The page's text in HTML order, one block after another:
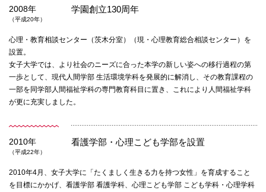
2008年
（平成20年）
学園創立130周年
心理・教育相談センター（茨木分室）（現・心理教育総合相談センター）を
設置。
女子大学では、より社会のニーズに合った本学の新しい姿への移行過程の第
一歩として、現代人間学部 生活環境学科を発展的に解消し、その教育課程の
一部を同学部人間福祉学科の専門教育科目に置き、これにより人間福祉学科
が更に充実しました。
2010年
（平成22年）
看護学部・心理こども学部を設置
2010年4月、女子大学に「たくましく生きる力を持つ女性」を育成すること
を目標にかかげ、看護学部 看護学科、心理こども学部 こども学科・心理学科